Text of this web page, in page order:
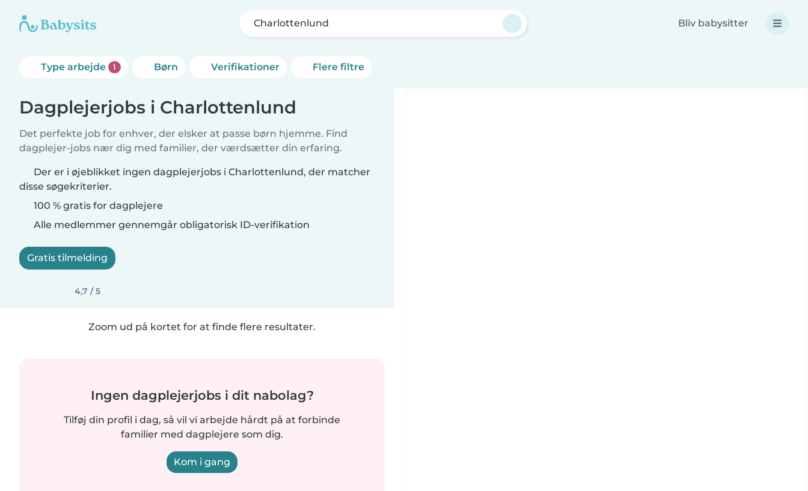
Charlottenlund Bliv babysitter
Type arbejde 1 Børn Verifikationer Flere filtre
Dagplejerjobs i Charlottenlund
Det perfekte job for enhver, der elsker at passe børn hjemme. Find
dagplejer-jobs nær dig med familier, der værdsætter din erfaring.
Der er i øjeblikket ingen dagplejerjobs i Charlottenlund, der matcher
disse søgekriterier.
100 % gratis for dagplejere
Alle medlemmer gennemgår obligatorisk ID-verifikation
Gratis tilmelding
4,7 / 5
Zoom ud på kortet for at finde flere resultater.
Ingen dagplejerjobs i dit nabolag?
Tilføj din profil i dag, så vil vi arbejde hårdt på at forbinde
familier med dagplejere som dig.
Kom i gang